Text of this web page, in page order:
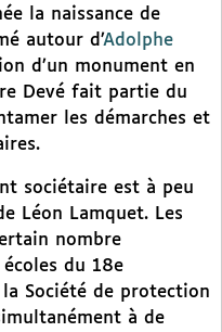
la naissance de
autour d’Adolphe
d’un monument en
Devé fait partie du
les démarches et
sociétaire est à peu
Léon Lamquet. Les
nombre
du 18e
Société de protection
à de